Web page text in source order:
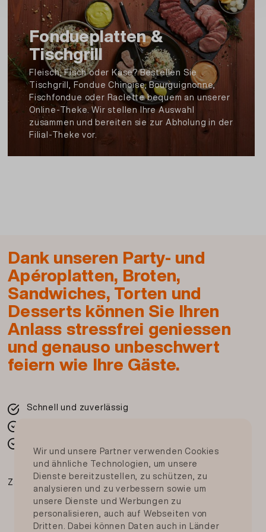
Zitronensäure, Konservierungsstoff: E202,
Säureregulator: E341, Säureregulator: E332
Allergene:
Kann Haselnüsse enthalten.
Artikel Nr.: 113575610000
Beschreibung und Zutaten drucken
Fondueplatten &
Tischgrill
Fleisch, Fisch oder Käse? Bestellen Sie
Tischgrill, Fondue Chinoise, Bourguignonne,
Fischfondue oder Raclette bequem an unserer
Online-Theke. Wir stellen Ihre Auswahl
zusammen und bereiten sie zur Abholung in der
Filial-Theke vor.
Dank unseren Party- und
Apéroplatten, Broten,
Sandwiches, Torten und
Desserts können Sie Ihren
Anlass stressfrei geniessen
und genauso unbeschwert
feiern wie Ihre Gäste.
Schnell und zuverlässig
Zahlungsmittel
Wir und unsere Partner verwenden Cookies
und ähnliche Technologien, um unsere
Dienste bereitzustellen, zu schützen, zu
analysieren und zu verbessern sowie um
unsere Dienste und Werbungen zu
personalisieren, auch auf Webseiten von
Dritten. Dabei können Daten auch in Länder